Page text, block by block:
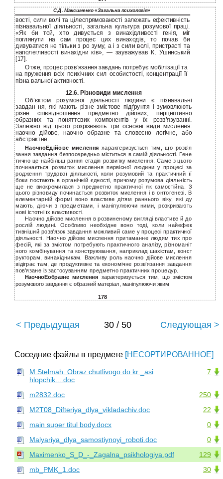
С.Д. Максименко «Загальна психологія»
вості, сили волі та цілеспрямованості залежать ефективність
пізнавальної діяльності, загальна культура розумової праці.
«Як би той, хто дивується з винахідливості генія, міг
поглянути на сам процес цих винаходів, то почав би
дивуватися не тільки з ро зуму, а і з сили волі, пристрасті та
наполегливості винахідни ків», — зауважував К. Ушинський
[17].
Отже, процес розв’язання завдань потребує мобілізації та
на пруження всіх психічних сил особистості, концентрації її
пізна вальної активності.
12.6. Різновиди мислення
Об’єктом розумової діяльності людини є пізнавальні
завдан ня, які мають різне змістове підґрунтя і зумовлюють
різне співвідношення предметно дійових, перцептивно
образних та поняттєвих компонентів у їх розв’язуванні.
Залежно від цього розрізняють три основні види мислення:
наочно дійове, наочно образне та словесно логічне, або
абстрактне.
НаочноEдійове мисленняхарактеризується тим, що розв’я
зання завдання безпосередньо міститься в самій діяльності. Гене
тично це найбільш рання стадія розвитку мислення. Саме з цього
починається розвиток мислення первісної людини у процесі за
родження трудової діяльності, коли розумовий та практичний її
боки постають в органічній єдності, причому розумова діяльність
ще не виокремилася з предметно практичної як самостійна. З
цього різновиду починається розвиток мислення і в онтогенезі. В
елементарній формі воно властиве дітям раннього віку, які ду
мають, діючи з предметами, і маніпулюючи ними, розкривають
нові істотні їх властивості.
Наочно дійове мислення в розвиненому вигляді властиве й до
рослій людині. Особливо необхідне воно тоді, коли найефек
тивніший розв’язок завдання можливий саме у процесі практичної
діяльності. Наочно дійове мислення притаманне людям тих про
фесій, які за змістом потребують практичного аналізу, різноманіт
ного комбінування та конструювання, наприклад шахістам, конст
рукторам, винахідникам. Важливу роль наочно дійове мислення
відіграє там, де продуктивне та економічне розв’язання завдання
пов’язане із застосуванням предметно практичних процедур.
НаочноEобразне мислення характеризується тим, що змістом
розумового завдання є образний матеріал, маніпулюючи яким
178
< Предыдущая 30 / 50 Следующая >
Соседние файлы в предмете [НЕСОРТИРОВАННОЕ]
7
M.Stelmah. Obraz chutlivogo do kr _asi
hlopchik....doc
250
m2832.doc
22
M2T08_Difteriya_dlya_vikladachiv.doc
0
main super titul body.docx
0
Malyariya_dlya_samostiynoyi_roboti.doc
129
Maximenko_S_D_-_Zagalna_psikhologiya.pdf
30
mb_PMK_1.doc